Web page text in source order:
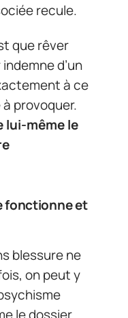
recule.
que rêver
d’un
à ce
provoquer.
lui-même le
fonctionne et
blessure ne
on peut y
le dossier.